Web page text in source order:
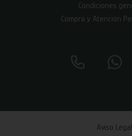
Condiciones
Compra y Atención
Aviso Legal